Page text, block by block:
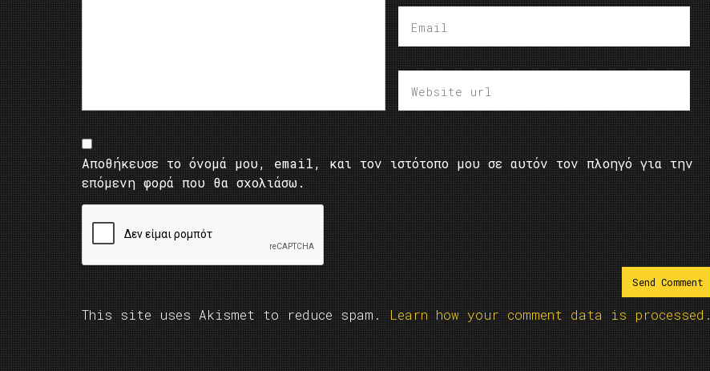
Αποθήκευσε το όνομά μου, email, και τον ιστότοπο μου σε αυτόν τον πλοηγό για την
επόμενη φορά που θα σχολιάσω.
This site uses Akismet to reduce spam. Learn how your comment data is processed.